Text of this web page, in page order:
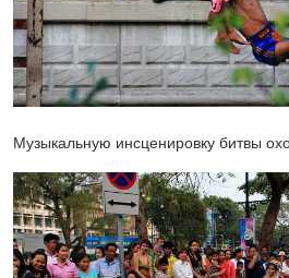
Музыкальную инсценировку битвы